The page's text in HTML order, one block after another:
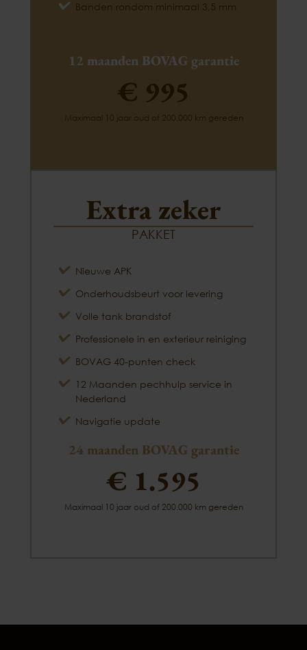
Banden rondom minimaal 3,5 mm
12 maanden BOVAG garantie
€ 995
Maximaal 10 jaar oud of 200.000 km gereden
Extra zeker
PAKKET
Nieuwe APK
Onderhoudsbeurt voor levering
Volle tank brandstof
Professionele in en exterieur reiniging
BOVAG 40-punten check
12 Maanden pechhulp service in
Nederland
Navigatie update
24 maanden BOVAG garantie
€ 1.595
Maximaal 10 jaar oud of 200.000 km gereden